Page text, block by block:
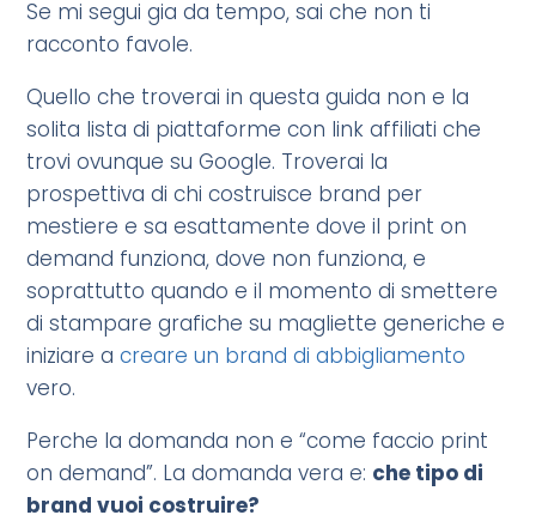
Se mi segui gia da tempo, sai che non ti
racconto favole.
Quello che troverai in questa guida non e la
solita lista di piattaforme con link affiliati che
trovi ovunque su Google. Troverai la
prospettiva di chi costruisce brand per
mestiere e sa esattamente dove il print on
demand funziona, dove non funziona, e
soprattutto quando e il momento di smettere
di stampare grafiche su magliette generiche e
iniziare acreare un brand di abbigliamento
vero.
Perche la domanda non e “come faccio print
on demand”. La domanda vera e: che tipo di
brand vuoi costruire?